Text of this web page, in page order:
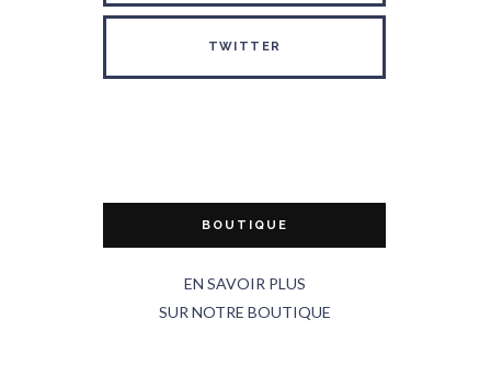
TWITTER
BOUTIQUE
EN SAVOIR PLUS
SUR NOTRE BOUTIQUE